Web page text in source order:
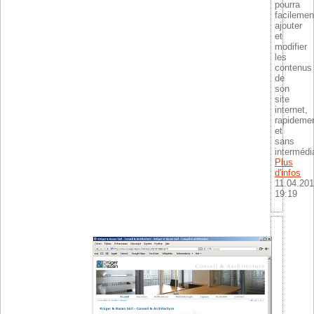
pourra
ajouter
et
modifier
les
contenus
de
son
site
internet,
et
sans
Plus
d'infos
19:19